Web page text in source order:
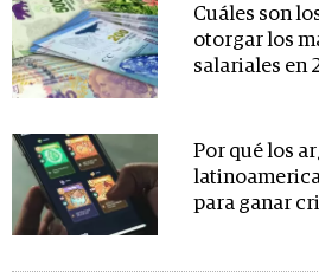
Cuáles son
otorgar los
salariales en
Por qué los
para ganar